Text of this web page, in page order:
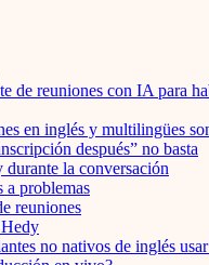
de reuniones con IA para
en inglés y multilingües
después” no basta
la conversación
a problemas
reuniones
no nativos de inglés